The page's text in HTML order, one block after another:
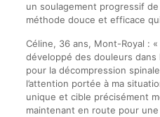
un soulagement progressif de
méthode douce et efficace
Céline, 36 ans, Mont-Royal : «
développé des douleurs
pour la décompression
l’attention portée à ma
unique et cible précisément
maintenant en route pour